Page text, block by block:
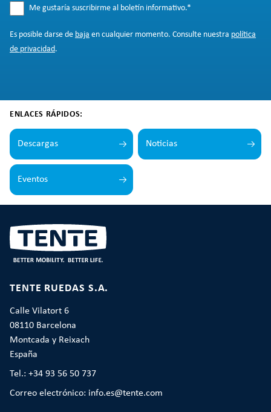
Me gustaría suscribirme al boletín informativo.*
Es posible darse de baja en cualquier momento. Consulte nuestra política
de privacidad.
ENLACES RÁPIDOS:
Descargas Noticias
Eventos
TENTE RUEDAS S.A.
Calle Vilatort 6
08110 Barcelona
Montcada y Reixach
España
Tel.: +34 93 56 50 737
Correo electrónico: info.es@tente.com